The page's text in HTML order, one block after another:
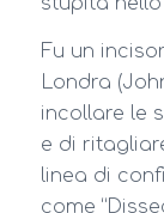
Fu un
Londra
incollare le
e di
linea di
come